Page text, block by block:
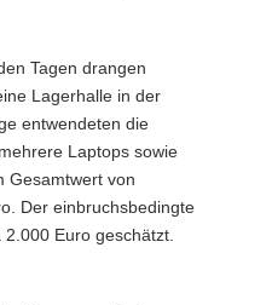
Tagen drangen
Lagerhalle in der
entwendeten die
Laptops sowie
Gesamtwert von
Der einbruchsbedingte
Euro geschätzt.